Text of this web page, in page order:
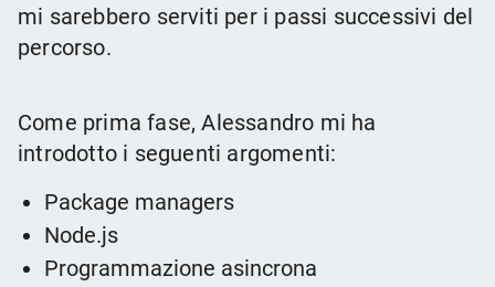
mi sarebbero serviti per i passi successivi del
percorso.
Come prima fase, Alessandro mi ha
introdotto i seguenti argomenti:
Package managers
Node.js
Programmazione asincrona